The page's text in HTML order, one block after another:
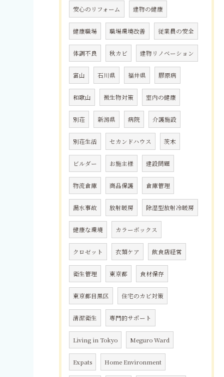
安心のリフォーム 建物の健康
健康職場 職場環境改善 従業員の安全
体調不良 秋カビ 建物リノベーション
富山 石川県 福井県 膠原病
和歌山 微生物対策 室内の健康
別荘 新潟県 病院 介護施設
別荘生活 セカンドハウス 茨木
ビルダー お施主様 建設問題
物流倉庫 商品保護 倉庫管理
漏水事故 放射暖房 除湿型放射冷暖房
健康な環境 カラーボックス
クロゼット 衣類ケア 飲食店経営
衛生管理 東京都 食材保存
東京都目黒区 住宅のカビ対策
清潔衛生 専門的サポート
Living in Tokyo Meguro Ward
Expats Home Environment